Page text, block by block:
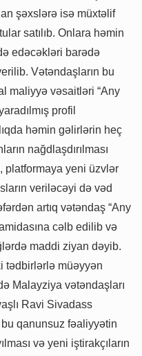
şəxslərə isə müxtəlif
satılıb. Onlara həmin
edəcəkləri barədə
Vətəndaşların bu
maliyyə vəsaitləri “Any
profil
həmin gəlirlərin heç
nağdlaşdırılması
platformaya yeni üzvlər
veriləcəyi də vəd
artıq vətəndaş “Any
cəlb edilib və
maddi ziyan dəyib.
tədbirlərlə müəyyən
Malayziya vətəndaşları
Ravi Sivadass
qanunsuz fəaliyyətin
və yeni iştirakçıların